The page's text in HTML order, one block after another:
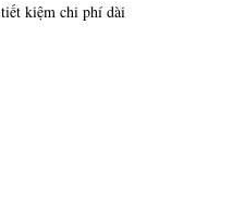
kiệm chi phí dài